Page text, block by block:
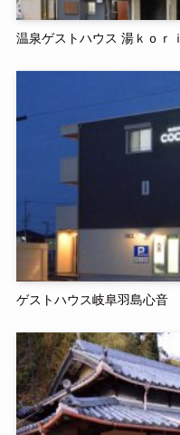
温泉ゲストハウス 湯ｋｏｒｉ
ゲストハウス岐阜羽島心音